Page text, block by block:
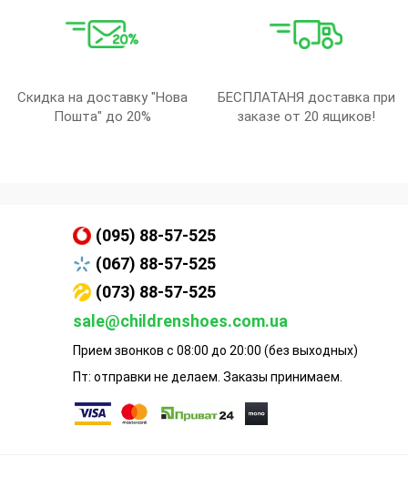
Скидка на доставку "Нова
Пошта" до 20%
БЕСПЛАТАНЯ доставка при
заказе от 20 ящиков!
(095) 88-57-525
(067) 88-57-525
(073) 88-57-525
sale@childrenshoes.com.ua
Прием звонков с 08:00 до 20:00 (без выходных)
Пт: отправки не делаем. Заказы принимаем.